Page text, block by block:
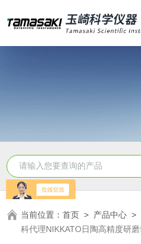
当前位置：首页 > 产品中心 >
科代理NIKKATO日陶高精度研